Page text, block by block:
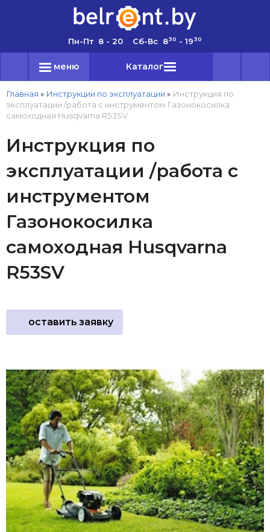
Пн-Пт 8 - 20 Сб-Вс 830 - 1930
меню Каталог
Главная » Инструкции по эксплуатации » Инструкция по
эксплуатации /работа с инструментом Газонокосилка
самоходная Husqvarna R53SV
Инструкция по
эксплуатации /работа с
инструментом
Газонокосилка
самоходная Husqvarna
R53SV
оставить заявку